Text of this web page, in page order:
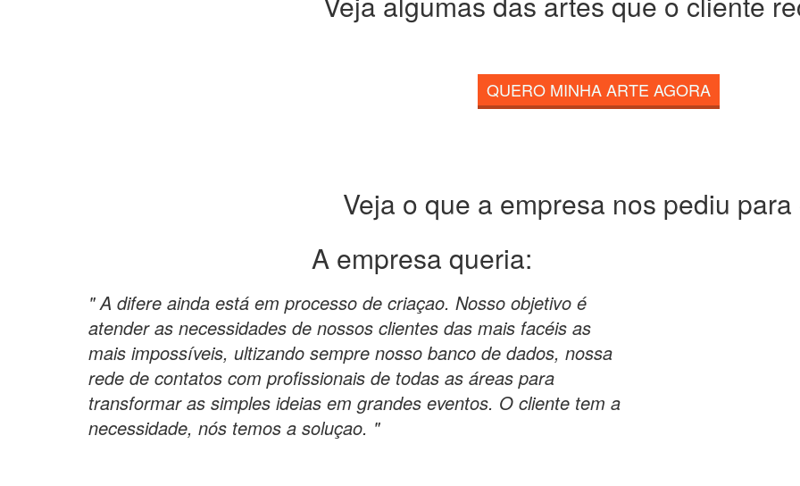
QUERO MINHA ARTE AGORA
Veja o que a empresa nos pediu para
A empresa queria:
" A difere ainda está em processo de criaçao. Nosso objetivo é
atender as necessidades de nossos clientes das mais facéis as
mais impossíveis, ultizando sempre nosso banco de dados, nossa
rede de contatos com profissionais de todas as áreas para
transformar as simples ideias em grandes eventos. O cliente tem a
necessidade, nós temos a soluçao. "